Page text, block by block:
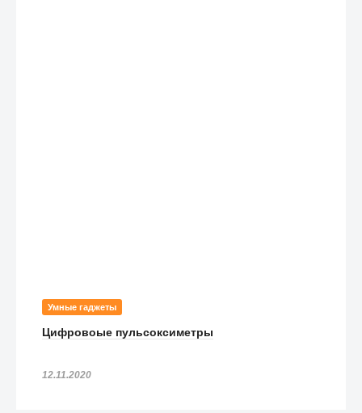
Умные гаджеты
Цифровоые пульсоксиметры
12.11.2020